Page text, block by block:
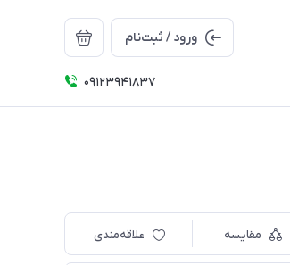
ورود / ثبت‌نام
09123941837
مقایسه علاقه‌مندی